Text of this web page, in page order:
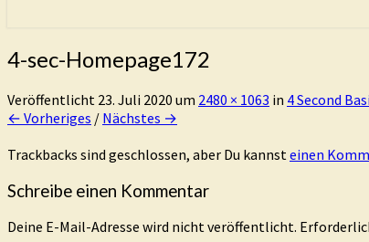
4-sec-Homepage172
Veröffentlicht 23. Juli 2020 um 2480 × 1063 in 4 Second
← Vorheriges / Nächstes →
Trackbacks sind geschlossen, aber Du kannst einen
Schreibe einen Kommentar
Deine E-Mail-Adresse wird nicht veröffentlicht.